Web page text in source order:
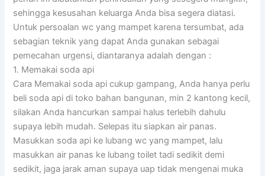
sehingga kesusahan keluarga Anda bisa segera diatasi.
Untuk persoalan wc yang mampet karena tersumbat, ada
sebagian teknik yang dapat Anda gunakan sebagai
pemecahan urgensi, diantaranya adalah dengan :
1. Memakai soda api
Cara Memakai soda api cukup gampang, Anda hanya perlu
beli soda api di toko bahan bangunan, min 2 kantong kecil,
silakan Anda hancurkan sampai halus terlebih dahulu
supaya lebih mudah. Selepas itu siapkan air panas.
Masukkan soda api ke lubang wc yang mampet, lalu
masukkan air panas ke lubang toilet tadi sedikit demi
sedikit, jaga jarak aman supaya uap tidak mengenai muka